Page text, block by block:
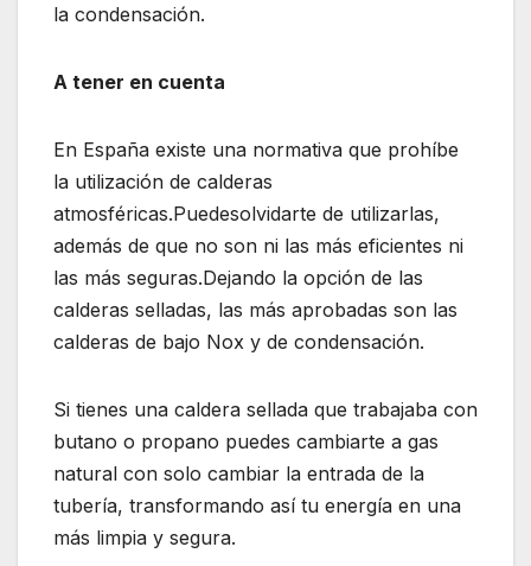
la condensación.
A tener en cuenta
En España existe una normativa que prohíbe
la utilización de calderas
atmosféricas.Puedesolvidarte de utilizarlas,
además de que no son ni las más eficientes ni
las más seguras.Dejando la opción de las
calderas selladas, las más aprobadas son las
calderas de bajo Nox y de condensación.
Si tienes una caldera sellada que trabajaba con
butano o propano puedes cambiarte a gas
natural con solo cambiar la entrada de la
tubería, transformando así tu energía en una
más limpia y segura.